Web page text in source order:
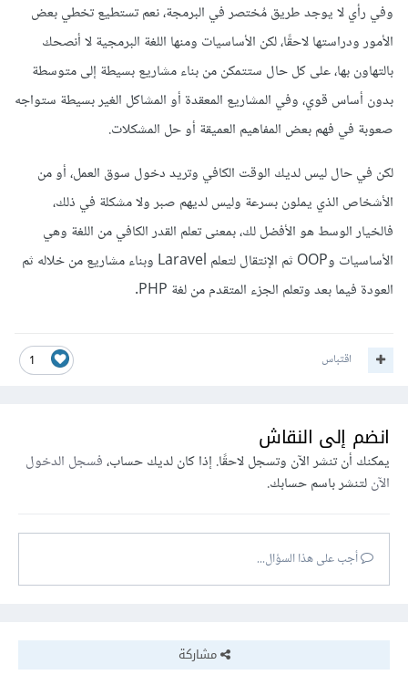
وفي رأي لا يوجد طريق مُختصر في البرمجة، نعم تستطيع تخطي بعض
الأمور ودراستها لاحقًا، لكن الأساسيات ومنها اللغة البرمجية لا أنصحك
بالتهاون بها، على كل حال ستتمكن من بناء مشاريع بسيطة إلى متوسطة
بدون أساس قوي، وفي المشاريع المعقدة أو المشاكل الغير بسيطة ستواجه
صعوبة في فهم بعض المفاهيم العميقة أو حل المشكلات.
لكن في حال ليس لديك الوقت الكافي وتريد دخول سوق العمل، أو من
الأشخاص الذي يملون بسرعة وليس لديهم صبر ولا مشكلة في ذلك،
فالخيار الوسط هو الأفضل لك، بمعنى تعلم القدر الكافي من اللغة وهي
الأساسيات وOOP ثم الإنتقال لتعلم Laravel وبناء مشاريع من خلاله ثم
العودة فيما بعد وتعلم الجزء المتقدم من لغة PHP.
1 اقتباس
انضم إلى النقاش
يمكنك أن تنشر الآن وتسجل لاحقًا. إذا كان لديك حساب،فسجل الدخول
الآنلتنشر باسم حسابك.
أجب على هذا السؤال...
مشاركة